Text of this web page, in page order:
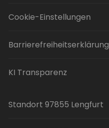
Cookie-Einstellungen
Barrierefreiheitserklärung
KI Transparenz
Standort 97855 Lengfurt